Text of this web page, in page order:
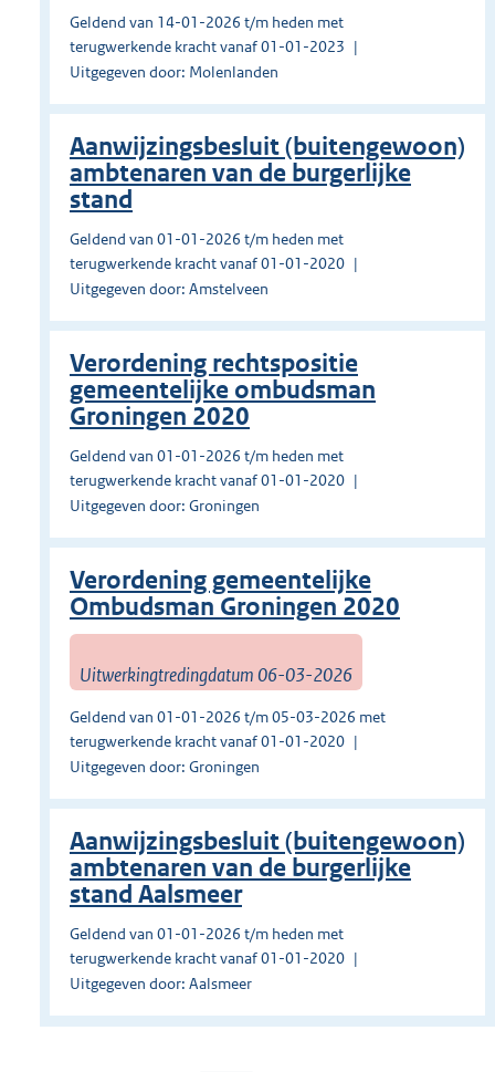
Geldend van 14-01-2026 t/m heden met
terugwerkende kracht vanaf 01-01-2023
Uitgegeven door: Molenlanden
Aanwijzingsbesluit (buitengewoon)
ambtenaren van de burgerlijke
stand
Geldend van 01-01-2026 t/m heden met
terugwerkende kracht vanaf 01-01-2020
Uitgegeven door: Amstelveen
Verordening rechtspositie
gemeentelijke ombudsman
Groningen 2020
Geldend van 01-01-2026 t/m heden met
terugwerkende kracht vanaf 01-01-2020
Uitgegeven door: Groningen
Verordening gemeentelijke
Ombudsman Groningen 2020
Uitwerkingtredingdatum 06-03-2026
Geldend van 01-01-2026 t/m 05-03-2026 met
terugwerkende kracht vanaf 01-01-2020
Uitgegeven door: Groningen
Aanwijzingsbesluit (buitengewoon)
ambtenaren van de burgerlijke
stand Aalsmeer
Geldend van 01-01-2026 t/m heden met
terugwerkende kracht vanaf 01-01-2020
Uitgegeven door: Aalsmeer